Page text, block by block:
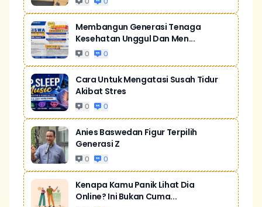
Membangun Generasi Tenaga
Kesehatan Unggul Dan Men...
0 0
Cara Untuk Mengatasi Susah Tidur
Akibat Stres
0 0
Anies Baswedan Figur Terpilih
Generasi Z
0 0
Kenapa Kamu Panik Lihat Dia
Online? Ini Bukan Cuma...